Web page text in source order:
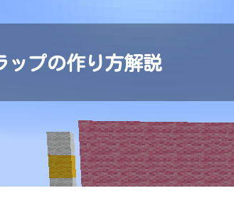
ップの作り方解説